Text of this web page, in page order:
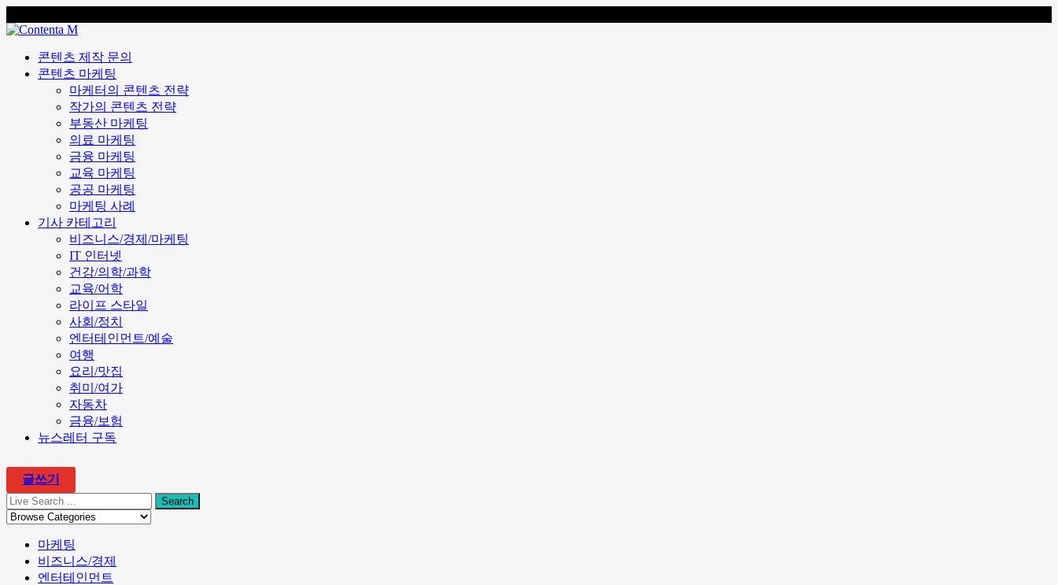
콘텐츠 제작 문의
콘텐츠 마케팅
마케터의 콘텐츠 전략
작가의 콘텐츠 전략
부동산 마케팅
의료 마케팅
금융 마케팅
교육 마케팅
공공 마케팅
마케팅 사례
기사 카테고리
비즈니스/경제/마케팅
IT 인터넷
건강/의학/과학
교육/어학
라이프 스타일
사회/정치
엔터테인먼트/예술
여행
요리/맛집
취미/여가
자동차
금융/보험
뉴스레터 구독
글쓰기
마케팅
비즈니스/경제
엔터테인먼트